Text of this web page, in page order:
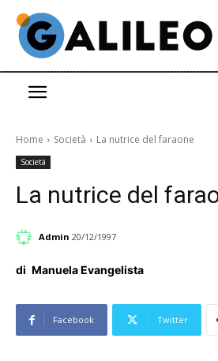
Home Società La nutrice del faraone
Società
La nutrice del
Admin 20/12/1997
di Manuela Evangelista
Facebook Twitter